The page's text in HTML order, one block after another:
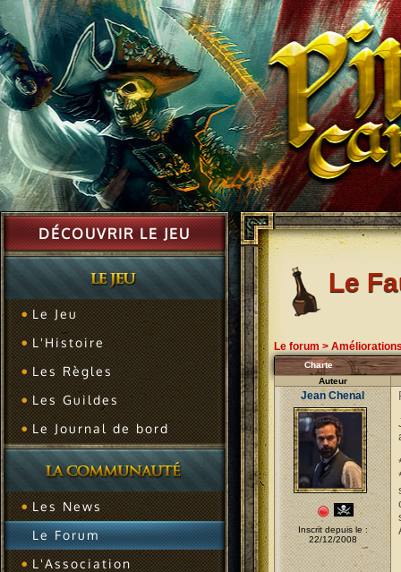
DÉCOUVRIR LE JEU
Le Jeu
L'Histoire
Les Règles
Les Guildes
Le Journal de bord
Les News
Le Forum
L'Association
Le
Le forum >
Charte
Auteur
Jean Chenal
Inscrit depuis le :
22/12/2008